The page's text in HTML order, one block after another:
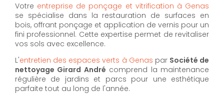
Votre entreprise de ponçage et vitrification à Genas
se spécialise dans la restauration de surfaces en
bois, offrant ponçage et application de vernis pour un
fini professionnel. Cette expertise permet de revitaliser
vos sols avec excellence.
L'entretien des espaces verts à Genas par Société de
nettoyage Girard André comprend la maintenance
régulière de jardins et parcs pour une esthétique
parfaite tout au long de l'année.